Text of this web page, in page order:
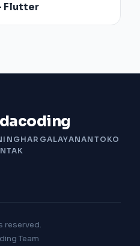
Flutter
HARGALAYANAN TOKO
reserved.
Team